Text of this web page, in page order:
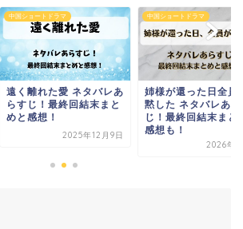
中国ショートドラマ
姉様が還った日全員が沈
黙した ネタバレあらす
じ！最終回結末まとめと
中国ショートドラマ
閻魔娘の転生 ネタバ
らすじ！最終回結末
めや感想も！